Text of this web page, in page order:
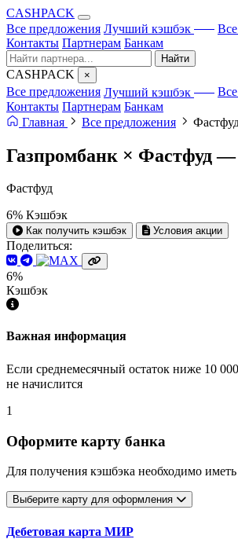
CASHPACK
Все предложения Лучший кэшбэк
Контакты Партнерам Банкам
Найти
CASHPACK ×
Все предложения Лучший кэшбэк
Контакты Партнерам Банкам
Главная
Все предложения
Газпромбанк × Фастфуд —
Фастфуд
6% Кэшбэк
Как получить кэшбэк Условия акции
Поделиться:
6%
Кэшбэк
Важная информация
Если среднемесячный остаток ниже 10
не начислится
1
Оформите карту банка
Для получения кэшбэка необходимо
Выберите карту для оформления
Дебетовая карта МИР